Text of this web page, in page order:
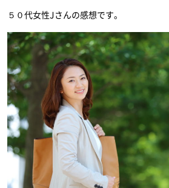
５０代女性Jさんの感想です。